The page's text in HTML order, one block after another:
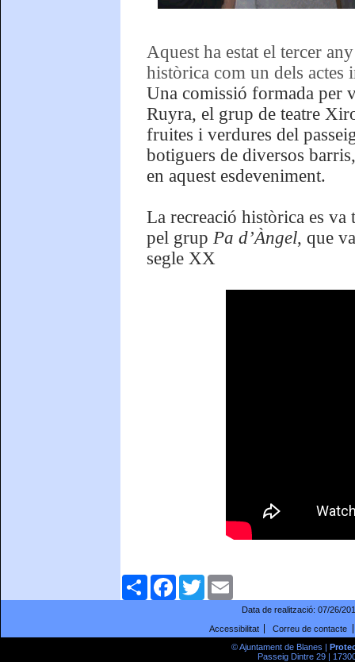
Aquest ha estat el tercer
històrica com un dels actes
Una comissió formada per
Ruyra, el grup de teatre
fruites i verdures del
botiguers de diversos
en aquest esdeveniment.
La recreació històrica es va
pel grup Pa d’Àngel, que
segle XX
ComparteixFacebookTwitter
Data de realització: 07/26/
Accessibilitat
Correu de contacte
© Ajuntament de Blanes |
Passeig Dintre 29 |